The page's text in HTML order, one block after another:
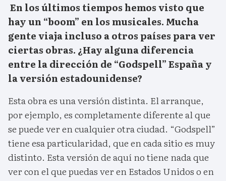
En los últimos tiempos hemos visto que
hay un “boom” en los musicales. Mucha
gente viaja incluso a otros países para ver
ciertas obras. ¿Hay alguna diferencia
entre la dirección de “Godspell” España y
la versión estadounidense?
Esta obra es una versión distinta. El arranque,
por ejemplo, es completamente diferente al que
se puede ver en cualquier otra ciudad. “Godspell”
tiene esa particularidad, que en cada sitio es muy
distinto. Esta versión de aquí no tiene nada que
ver con el que puedas ver en Estados Unidos o en